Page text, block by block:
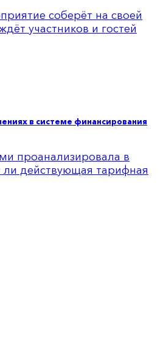
соберёт на своей
участников и гостей
в системе финансирования
проанализировала в
ли действующая тарифная